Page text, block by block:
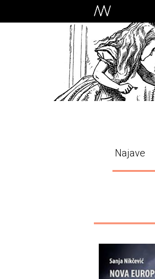
Najave